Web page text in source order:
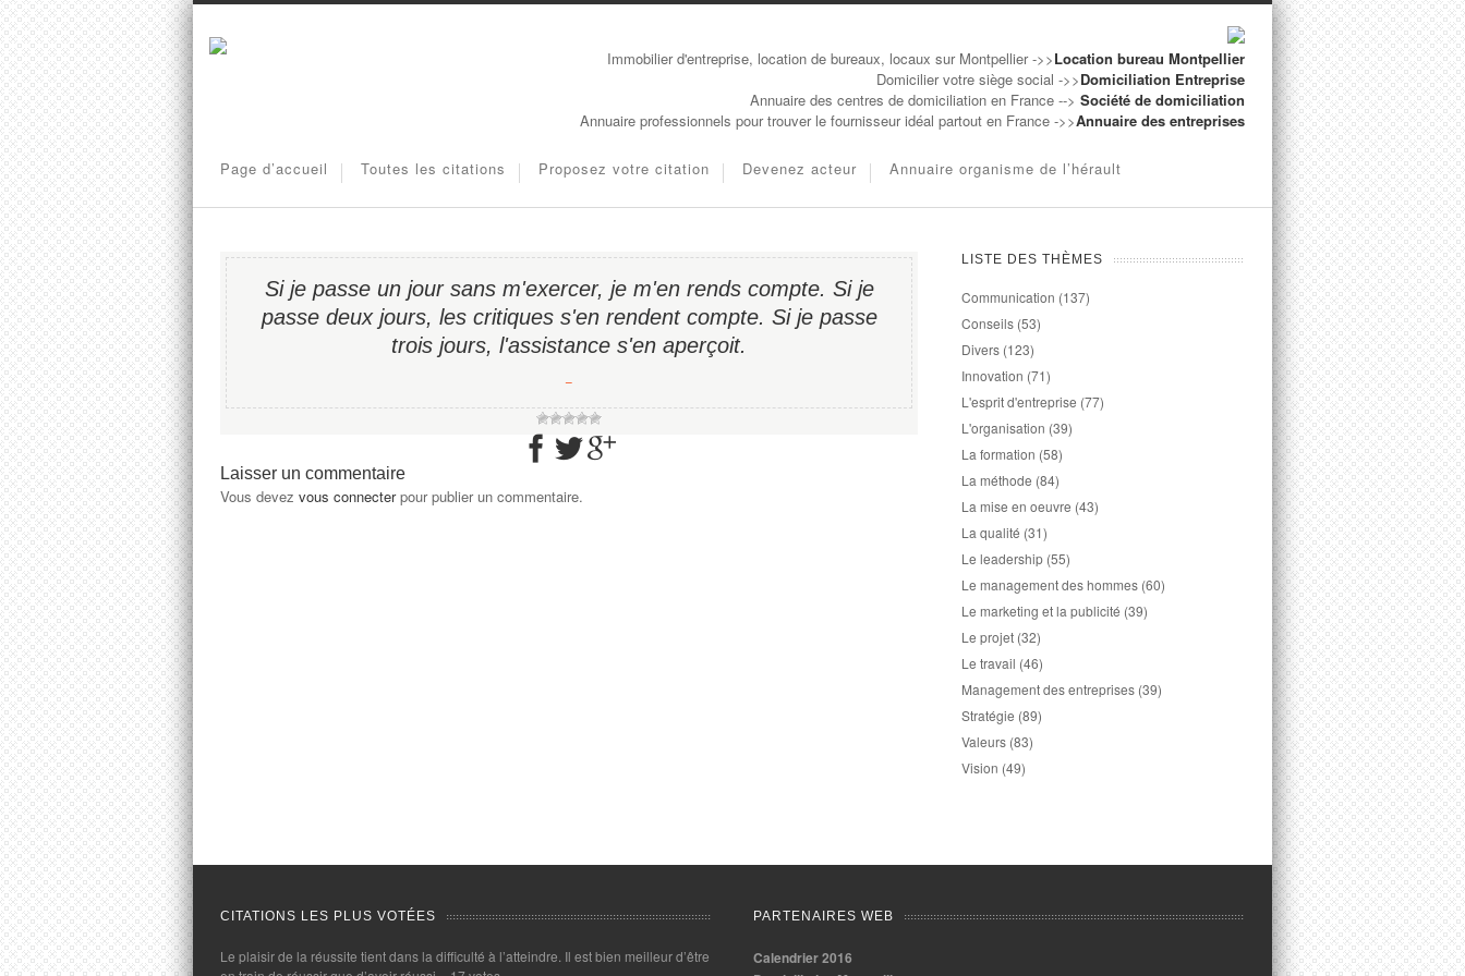
Immobilier d'entreprise, location de bureaux, locaux sur Montpellier ->>Location bureau Montpellier
Domicilier votre siège social ->>Domiciliation Entreprise
Annuaire des centres de domiciliation en France --> Société de domiciliation
Annuaire professionnels pour trouver le fournisseur idéal partout en France ->>Annuaire des entreprises
Page d’accueil Toutes les citations Proposez votre citation Devenez acteur Annuaire organisme de l’hérault
Si je passe un jour sans m'exercer, je m'en rends compte. Si je
passe deux jours, les critiques s'en rendent compte. Si je passe
trois jours, l'assistance s'en aperçoit.
−
Laisser un commentaire
Vous devez vous connecterpour publier un commentaire.
LISTE DES THÈMES
Communication (137)
Conseils (53)
Divers (123)
Innovation (71)
L'esprit d'entreprise (77)
L'organisation (39)
La formation (58)
La méthode (84)
La mise en oeuvre (43)
La qualité (31)
Le leadership (55)
Le management des hommes (60)
Le marketing et la publicité (39)
Le projet (32)
Le travail (46)
Management des entreprises (39)
Stratégie (89)
Valeurs (83)
Vision (49)
CITATIONS LES PLUS VOTÉES
Le plaisir de la réussite tient dans la difficulté à l’atteindre. Il est bien meilleur d’être
PARTENAIRES WEB
Calendrier 2016